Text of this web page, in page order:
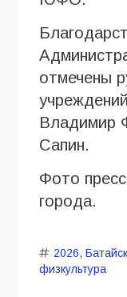
отмечены
Владимир
Сапин.
Фото
города.
2026, Батайск
физкультура